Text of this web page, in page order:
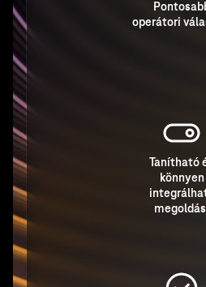
operátori
Tanítható
könnyen